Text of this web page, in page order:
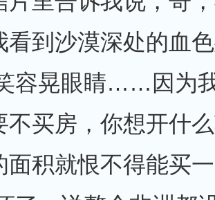
看到沙漠深处的血
容晃眼睛……因为
不买房，你想开什
面积就恨不得能买